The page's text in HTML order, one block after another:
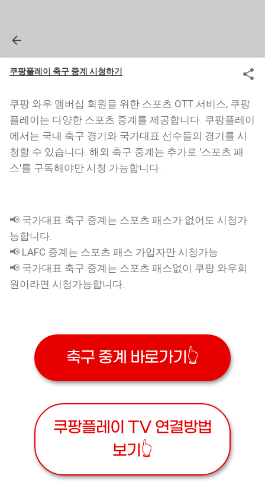
쿠팡플레이 축구 중계 시청하기
쿠팡 와우 멤버십 회원을 위한 스포츠 OTT 서비스, 쿠팡
플레이는 다양한 스포츠 중계를 제공합니다. 쿠팡플레이
에서는 국내 축구 경기와 국가대표 선수들의 경기를 시
청할 수 있습니다. 해외 축구 중계는 추가로 '스포츠 패
스'를 구독해야만 시청 가능합니다.
📢 국가대표 축구 중계는 스포츠 패스가 없어도 시청가
능합니다.
📢 LAFC 중계는 스포츠 패스 가입자만 시청가능
📢 국가대표 축구 중계는 스포츠 패스없이 쿠팡 와우회
원이라면 시청가능합니다.
축구 중계 바로가기👆
쿠팡플레이 TV 연결방법
보기👆